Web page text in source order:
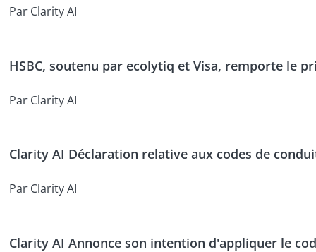
Par Clarity AI
HSBC, soutenu par ecolytiq et Visa, remporte le
Par Clarity AI
Clarity AI Déclaration relative aux codes de
Par Clarity AI
Clarity AI Annonce son intention d'appliquer le